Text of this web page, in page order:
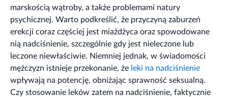
marskością wątroby, a także problemami natury
psychicznej. Warto podkreślić, że przyczyną zaburzeń
erekcji coraz częściej jest miażdżyca oraz spowodowane
nią nadciśnienie, szczególnie gdy jest nieleczone lub
leczone niewłaściwie. Niemniej jednak, w świadomości
mężczyzn istnieje przekonanie, że leki na nadciśnienie
wpływają na potencję, obniżając sprawność seksualną.
Czy stosowanie leków zatem na nadciśnienie, faktycznie